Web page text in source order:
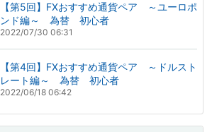
【第5回】FXおすすめ通貨ペア ～ユーロポ
ンド編～ 為替 初心者
2022/07/30 06:31
【第4回】FXおすすめ通貨ペア ～ドルスト
レート編～ 為替 初心者
2022/06/18 06:42